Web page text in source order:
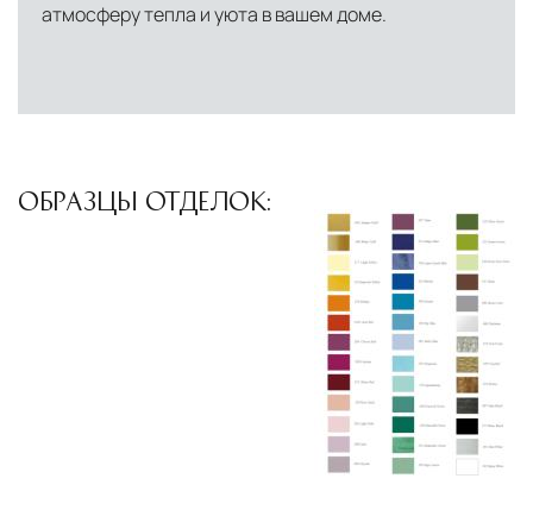
Другие страны Европы— расширенная
следующие услуги:
— транспортировка
товара от нашего склада непосредственно к
месту назначения с соблюдением сроков
Профессиональная выгрузка—
квалифицированные грузчики
осуществляют разгрузку с применением
специального оборудования и техники
атмосферу тепла и уюта в вашем доме.
ОБРАЗЦЫ ОТДЕЛОК: